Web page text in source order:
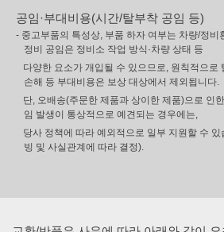
공임·부대비용(시간/탈부착 공임 등)
- 중고부품의 특성상, 부품 하자 여부는 차량/정비
정비 공임은 정비소 작업 방식·차량 상태 등
다양한 요소가 개입될 수 있으므로, 원칙적으로
손해 등 부대비용은 보상 대상에서 제외됩니다.
단, 오배송(주문한 제품과 상이한 제품)으로 인
임 발생이 통상적으로 예견되는 경우에는,
당사 정책에 따라 예외적으로 일부 지원할 수
빙 및 사실관계에 따라 결정).